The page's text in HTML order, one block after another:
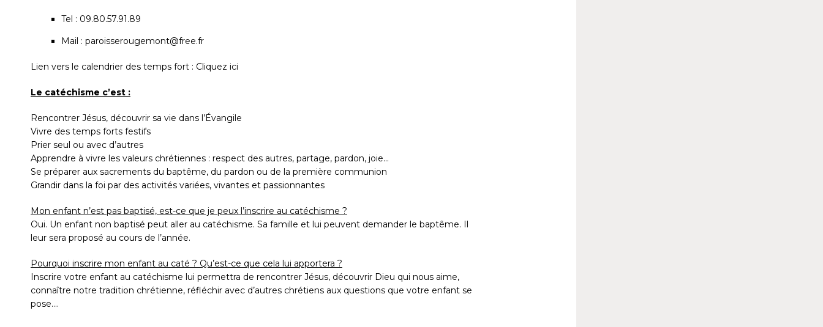
Tel : 09.80.57.91.89
Mail : paroisserougemont@free.fr
Lien vers le calendrier des temps fort : Cliquez ici
Le catéchisme c’est :
Rencontrer Jésus, découvrir sa vie dans l’Évangile
Vivre des temps forts festifs
Prier seul ou avec d’autres
Apprendre à vivre les valeurs chrétiennes : respect des autres, partage, pardon, joie…
Se préparer aux sacrements du baptême, du pardon ou de la première communion
Grandir dans la foi par des activités variées, vivantes et passionnantes
Mon enfant n’est pas baptisé, est-ce que je peux l’inscrire au catéchisme ?
Oui. Un enfant non baptisé peut aller au catéchisme. Sa famille et lui peuvent demander le baptême. Il
leur sera proposé au cours de l’année.
Pourquoi inscrire mon enfant au caté ? Qu’est-ce que cela lui apportera ?
Inscrire votre enfant au catéchisme lui permettra de rencontrer Jésus, découvrir Dieu qui nous aime,
connaître notre tradition chrétienne, réfléchir avec d’autres chrétiens aux questions que votre enfant se
pose….